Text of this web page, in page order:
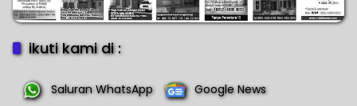
ikuti kami di :
Saluran WhatsApp Google News